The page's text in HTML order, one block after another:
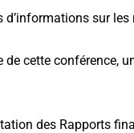
d’informations sur
de cette conférence,
des Rapports